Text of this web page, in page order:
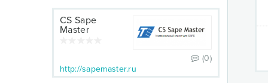
CS Sape
Master
(0)
http://sapemaster.ru